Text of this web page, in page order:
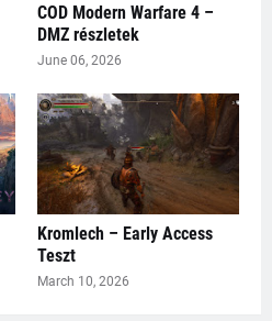
COD Modern Warfare 4 –
DMZ részletek
June 06, 2026
Kromlech – Early Access
Teszt
March 10, 2026